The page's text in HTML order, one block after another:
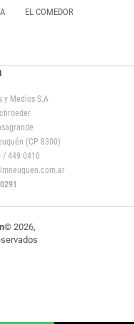
EL COMEDOR
Medios S.A
(CP 8300)
/ 449 0410
© 2026,